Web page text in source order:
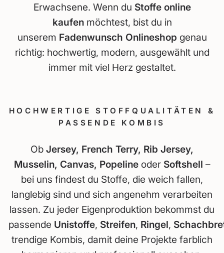
Erwachsene. Wenn du Stoffe online
kaufenmöchtest, bist du in
unserem Fadenwunsch Onlineshop genau
richtig: hochwertig, modern, ausgewählt und
immer mit viel Herz gestaltet.
HOCHWERTIGE STOFFQUALITÄTEN &
PASSENDE KOMBIS
Ob Jersey, French Terry, Rib Jersey,
Musselin, Canvas, Popelineoder Softshell –
bei uns findest du Stoffe, die weich fallen,
langlebig sind und sich angenehm verarbeiten
lassen. Zu jeder Eigenproduktion bekommst du
passende Unistoffe, Streifen, Ringel,
trendige Kombis, damit deine Projekte farblich